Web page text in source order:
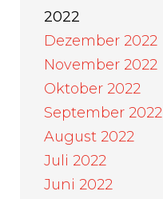
2022
Dezember 2022
November 2022
Oktober 2022
September 2022
August 2022
Juli 2022
Juni 2022